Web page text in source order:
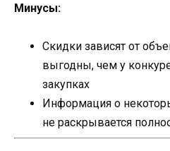
Минусы:
Скидки зависят от
выгодны, чем у
закупках
Информация о
не раскрывается